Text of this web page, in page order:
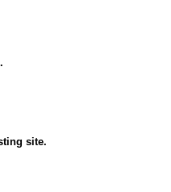
site.